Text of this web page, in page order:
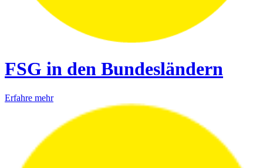
FSG in den Bundesländern
Erfahre mehr